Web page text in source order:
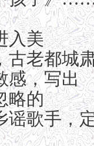
入美
古老都城
感，写出
略的
谣歌手，